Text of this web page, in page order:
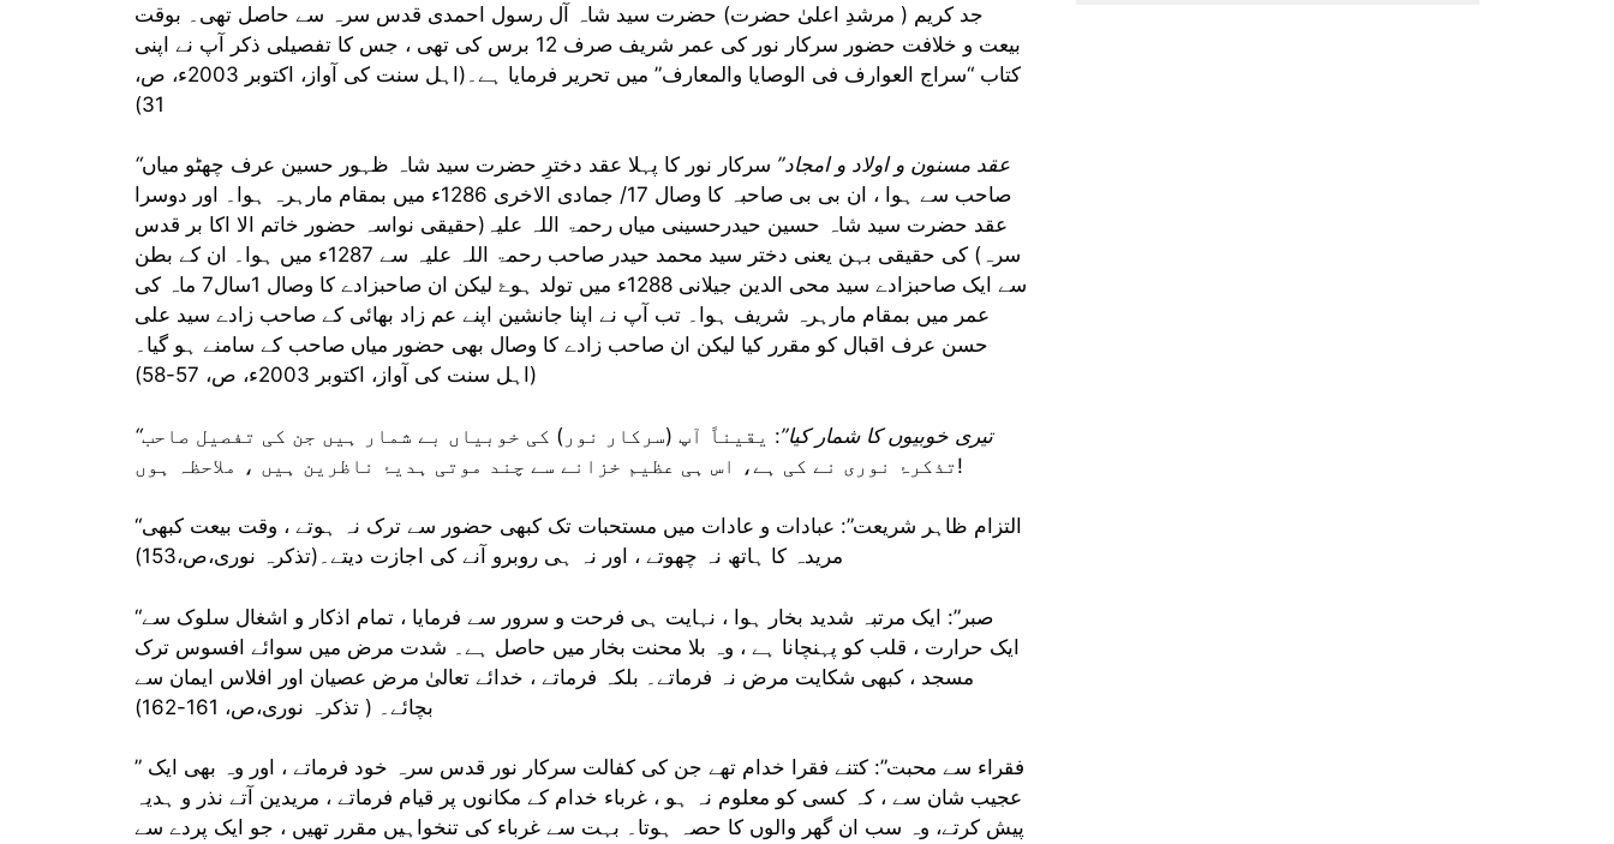
جد کریم ( مرشدِ اعلیٰ حضرت) حضرت سید شاہ آل رسول احمدی قدس سرہ سے حاصل تھی۔ بوقت
بیعت و خلافت حضور سرکار نور کی عمر شریف صرف 12 برس کی تھی ، جس کا تفصیلی ذکر آپ نے اپنی
کتاب “سراج العوارف فی الوصایا والمعارف” میں تحریر فرمایا ہے۔(اہل سنت کی آواز، اکتوبر 2003ء، ص،
31)
“عقد مسنون و اولاد و امجاد” سرکار نور کا پہلا عقد دخترِ حضرت سید شاہ ظہور حسین عرف چھٹو میاں
صاحب سے ہوا ، ان بی بی صاحبہ کا وصال 17/ جمادی الاخری 1286ء میں بمقام مارہرہ ہوا۔ اور دوسرا
عقد حضرت سید شاہ حسین حیدرحسینی میاں رحمۃ اللہ علیہ(حقیقی نواسہ حضور خاتم الا اکا بر قدس
سرہ) کی حقیقی بہن یعنی دختر سید محمد حیدر صاحب رحمۃ اللہ علیہ سے 1287ء میں ہوا۔ ان کے بطن
سے ایک صاحبزادے سید محی الدین جیلانی 1288ء میں تولد ہوۓ لیکن ان صاحبزادے کا وصال 1سال7 ماہ کی
عمر میں بمقام مارہرہ شریف ہوا۔ تب آپ نے اپنا جانشین اپنے عم زاد بھائی کے صاحب زادے سید علی
حسن عرف اقبال کو مقرر کیا لیکن ان صاحب زادے کا وصال بھی حضور میاں صاحب کے سامنے ہو گیا۔
(اہل سنت کی آواز، اکتوبر 2003ء، ص، 57-58)
“تیری خوبیوں کا شمار کیا”: یقیناً آپ (سرکار نور) کی خوبیاں بے شمار ہیں جن کی تفصیل صاحب
تذکرۂ نوری نے کی ہے، اس ہی عظیم خزانے سے چند موتی ہدیۂ ناظرین ہیں ، ملاحظہ ہوں!
“التزام ظاہر شریعت”: عبادات و عادات میں مستحبات تک کبھی حضور سے ترک نہ ہوتے ، وقت بیعت کبھی
مریدہ کا ہاتھ نہ چھوتے ، اور نہ ہی روبرو آنے کی اجازت دیتے۔(تذکرہ نوری،ص،153)
“صبر”: ایک مرتبہ شدید بخار ہوا ، نہایت ہی فرحت و سرور سے فرمایا ، تمام اذکار و اشغال سلوک سے
ایک حرارت ، قلب کو پہنچانا ہے ، وہ بلا محنت بخار میں حاصل ہے۔ شدت مرض میں سوائے افسوس ترک
مسجد ، کبھی شکایت مرض نہ فرماتے۔ بلکہ فرماتے ، خدائے تعالیٰ مرض عصیان اور افلاس ایمان سے
بچائے۔ ( تذکرہ نوری،ص، 161-162)
” فقراء سے محبت”: کتنے فقرا خدام تھے جن کی کفالت سرکار نور قدس سرہ خود فرماتے ، اور وہ بھی ایک
عجیب شان سے ، کہ کسی کو معلوم نہ ہو ، غرباء خدام کے مکانوں پر قیام فرماتے ، مریدین آتے نذر و ہدیہ
پیش کرتے، وہ سب ان گھر والوں کا حصہ ہوتا۔ بہت سے غرباء کی تنخواہیں مقرر تھیں ، جو ایک پردے سے